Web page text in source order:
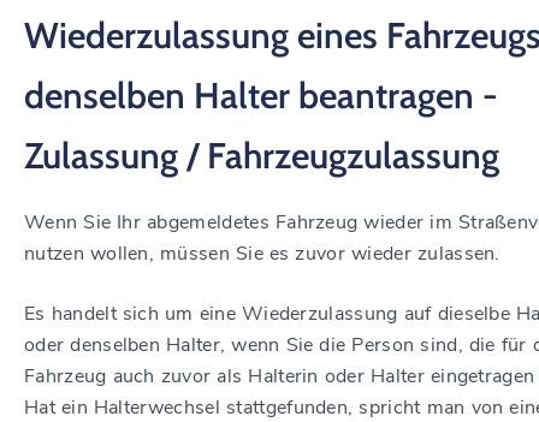
Wiederzulassung eines
denselben Halter beantragen -
Zulassung / Fahrzeugzulassung
Wenn Sie Ihr abgemeldetes Fahrzeug wieder im
nutzen wollen, müssen Sie es zuvor wieder zulassen.
Es handelt sich um eine Wiederzulassung auf dieselbe
oder denselben Halter, wenn Sie die Person sind, die für
Fahrzeug auch zuvor als Halterin oder Halter
Hat ein Halterwechsel stattgefunden, spricht man von